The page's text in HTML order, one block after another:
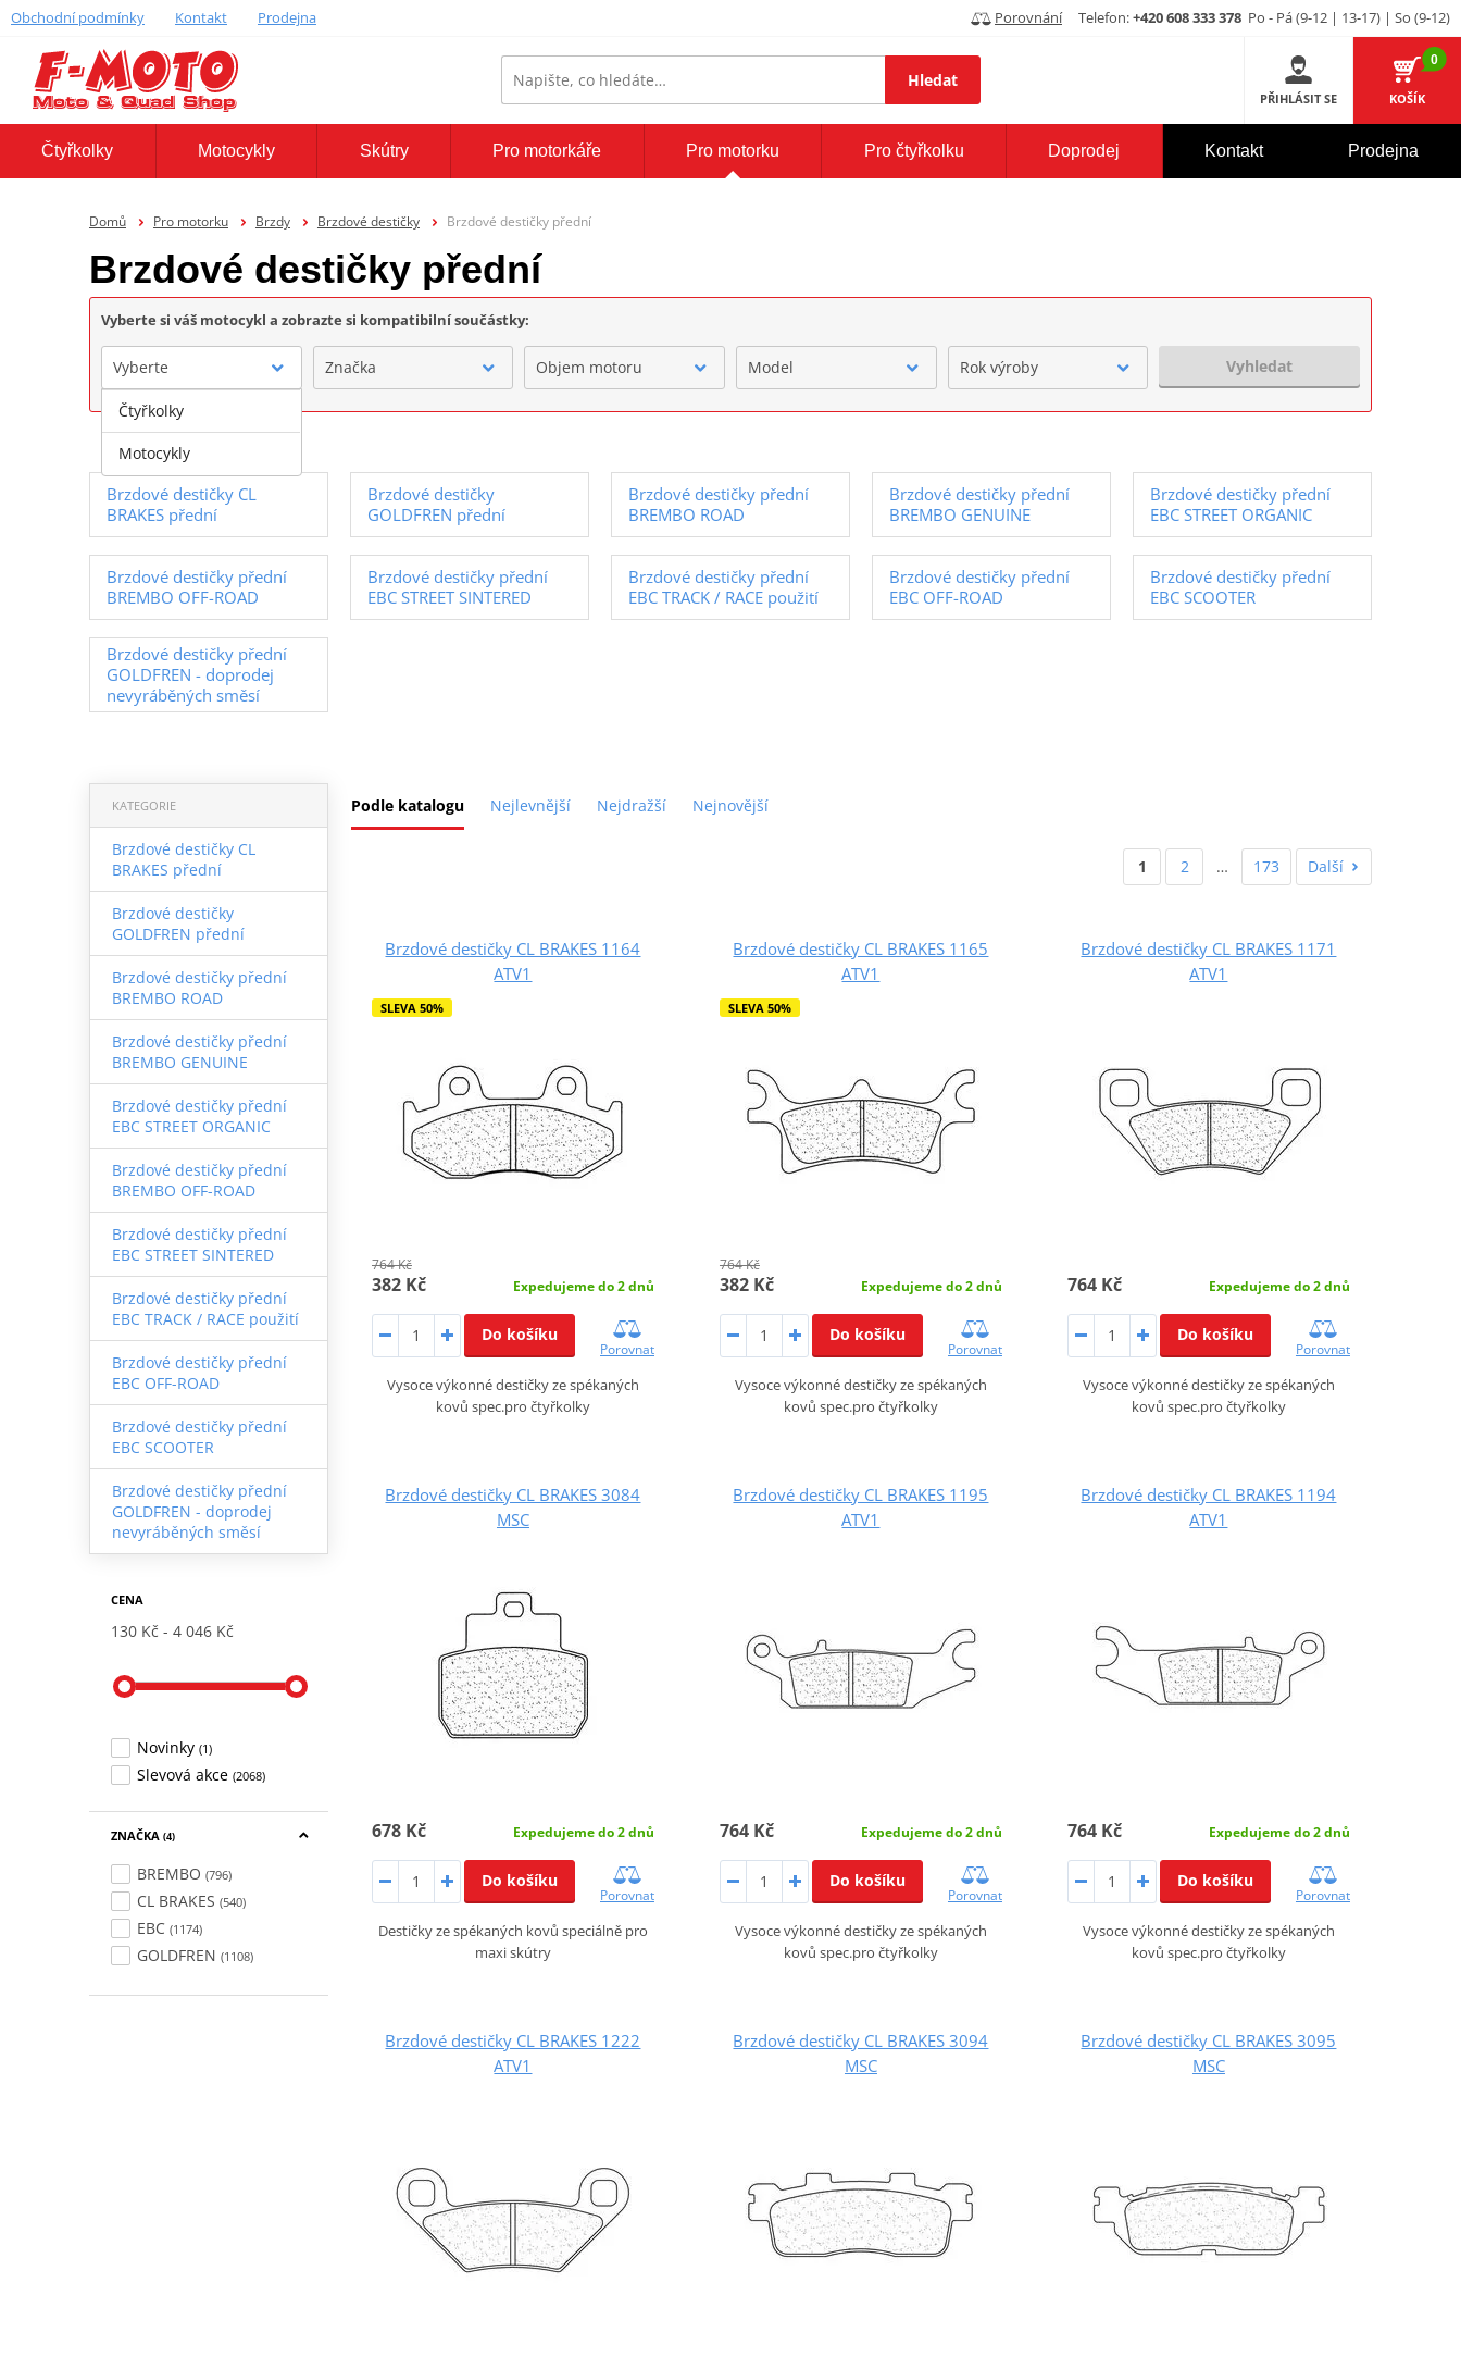
Obchodní podmínky Kontakt Prodejna Porovnání Telefon:+420 608 333 378 Po - Pá (9-12 | 13-17) | So (9-12)
Hledat
PŘIHLÁSIT SE
0
KOŠÍK
Čtyřkolky Motocykly Skútry Pro motorkáře Pro motorku Pro čtyřkolku Doprodej Kontakt Prodejna
Domů Pro motorku Brzdy Brzdové destičky Brzdové destičky přední
Brzdové destičky přední
Vyberte si váš motocykl a zobrazte si kompatibilní součástky:
Vyberte Značka Objem motoru Model Rok výroby Vyhledat
Brzdové destičky CL
BRAKES přední
Brzdové destičky
GOLDFREN přední
Brzdové destičky přední
BREMBO ROAD
Brzdové destičky přední
BREMBO GENUINE
Brzdové destičky přední
EBC STREET ORGANIC
Brzdové destičky přední
BREMBO OFF-ROAD
Brzdové destičky přední
EBC STREET SINTERED
Brzdové destičky přední
EBC TRACK / RACE použití
Brzdové destičky přední
EBC OFF-ROAD
Brzdové destičky přední
EBC SCOOTER
Brzdové destičky přední
GOLDFREN - doprodej
nevyráběných směsí
Podle katalogu Nejlevnější Nejdražší Nejnovější
KATEGORIE
Brzdové destičky CL
BRAKES přední
Brzdové destičky
GOLDFREN přední
Brzdové destičky přední
BREMBO ROAD
Brzdové destičky přední
BREMBO GENUINE
Brzdové destičky přední
EBC STREET ORGANIC
Brzdové destičky přední
BREMBO OFF-ROAD
Brzdové destičky přední
EBC STREET SINTERED
Brzdové destičky přední
EBC TRACK / RACE použití
Brzdové destičky přední
EBC OFF-ROAD
Brzdové destičky přední
EBC SCOOTER
Brzdové destičky přední
GOLDFREN - doprodej
nevyráběných směsí
CENA
130 Kč 4 046 Kč
Novinky (1)
Slevová akce (2068)
ZNAČKA (4)
BREMBO (796)
CL BRAKES (540)
EBC (1174)
GOLDFREN (1108)
1 2 … 173 Další
Brzdové destičky CL BRAKES 1164
ATV1
SLEVA 50%
764 Kč
382 Kč Expedujeme do 2 dnů
Do košíku
Porovnat
Vysoce výkonné destičky ze spékaných
kovů spec.pro čtyřkolky
Brzdové destičky CL BRAKES 1165
ATV1
SLEVA 50%
764 Kč
382 Kč Expedujeme do 2 dnů
Do košíku
Porovnat
Vysoce výkonné destičky ze spékaných
kovů spec.pro čtyřkolky
Brzdové destičky CL BRAKES 1171
ATV1
764 Kč Expedujeme do 2 dnů
Do košíku
Porovnat
Vysoce výkonné destičky ze spékaných
kovů spec.pro čtyřkolky
Brzdové destičky CL BRAKES 3084
MSC
678 Kč Expedujeme do 2 dnů
Do košíku
Porovnat
Destičky ze spékaných kovů speciálně pro
maxi skútry
Brzdové destičky CL BRAKES 1195
ATV1
764 Kč Expedujeme do 2 dnů
Do košíku
Porovnat
Vysoce výkonné destičky ze spékaných
kovů spec.pro čtyřkolky
Brzdové destičky CL BRAKES 1194
ATV1
764 Kč Expedujeme do 2 dnů
Do košíku
Porovnat
Vysoce výkonné destičky ze spékaných
kovů spec.pro čtyřkolky
Brzdové destičky CL BRAKES 1222
ATV1
Brzdové destičky CL BRAKES 3094
MSC
Brzdové destičky CL BRAKES 3095
MSC
Čtyřkolky
Motocykly